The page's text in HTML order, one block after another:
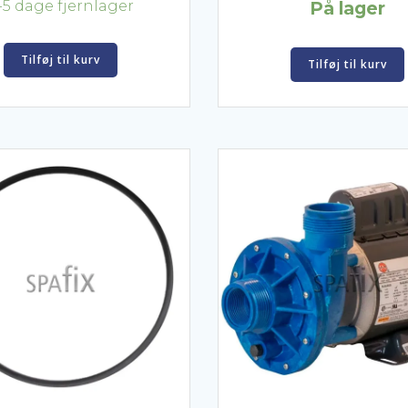
dage fjernlager
Tilføj til kurv
På lager
Tilføj til kurv